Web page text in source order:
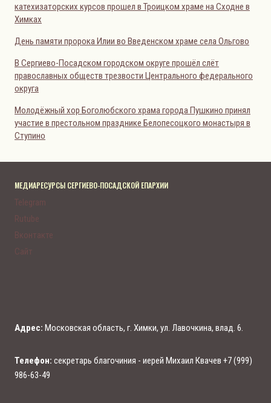
катехизаторских курсов прошел в Троицком храме на Сходне в
Химках
День памяти пророка Илии во Введенском храме села Ольгово
В Сергиево-Посадском городском округе прошёл слёт
православных обществ трезвости Центрального федерального
округа
Молодёжный хор Боголюбского храма города Пушкино принял
участие в престольном празднике Белопесоцкого монастыря в
Ступино
МЕДИАРЕСУРСЫ СЕРГИЕВО-ПОСАДСКОЙ ЕПАРХИИ
Telegram
Rutube
Вконтакте
Сайт
Адрес: Московская область, г. Химки, ул. Лавочкина, влад. 6.
Телефон: секретарь благочиния - иерей Михаил Квачев +7 (999)
986-63-49